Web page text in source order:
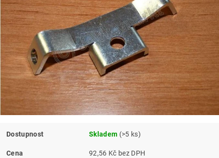
Dostupnost Skladem (>5 ks)
Cena 92,56 Kč bez DPH